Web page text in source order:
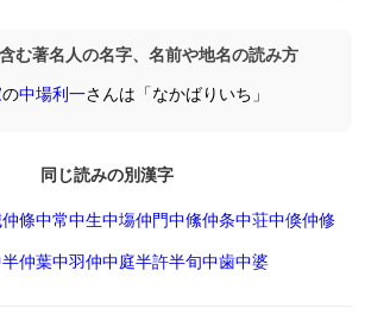
含む著名人の名字、名前や地名の読み方
の中場利一さんは「なかばりいち」
同じ読みの別漢字
仲條中常中生中塲仲門中絛仲条中荘中倏仲修
仲葉中羽仲中庭半許半旬中歯中婆